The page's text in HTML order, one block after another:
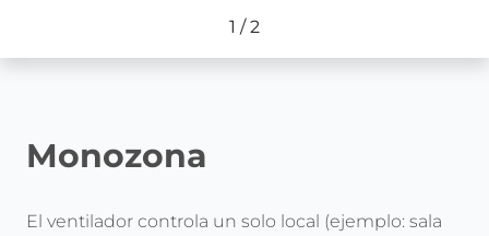
1 /2
Monozona
El ventilador controla un solo local (ejemplo: sala